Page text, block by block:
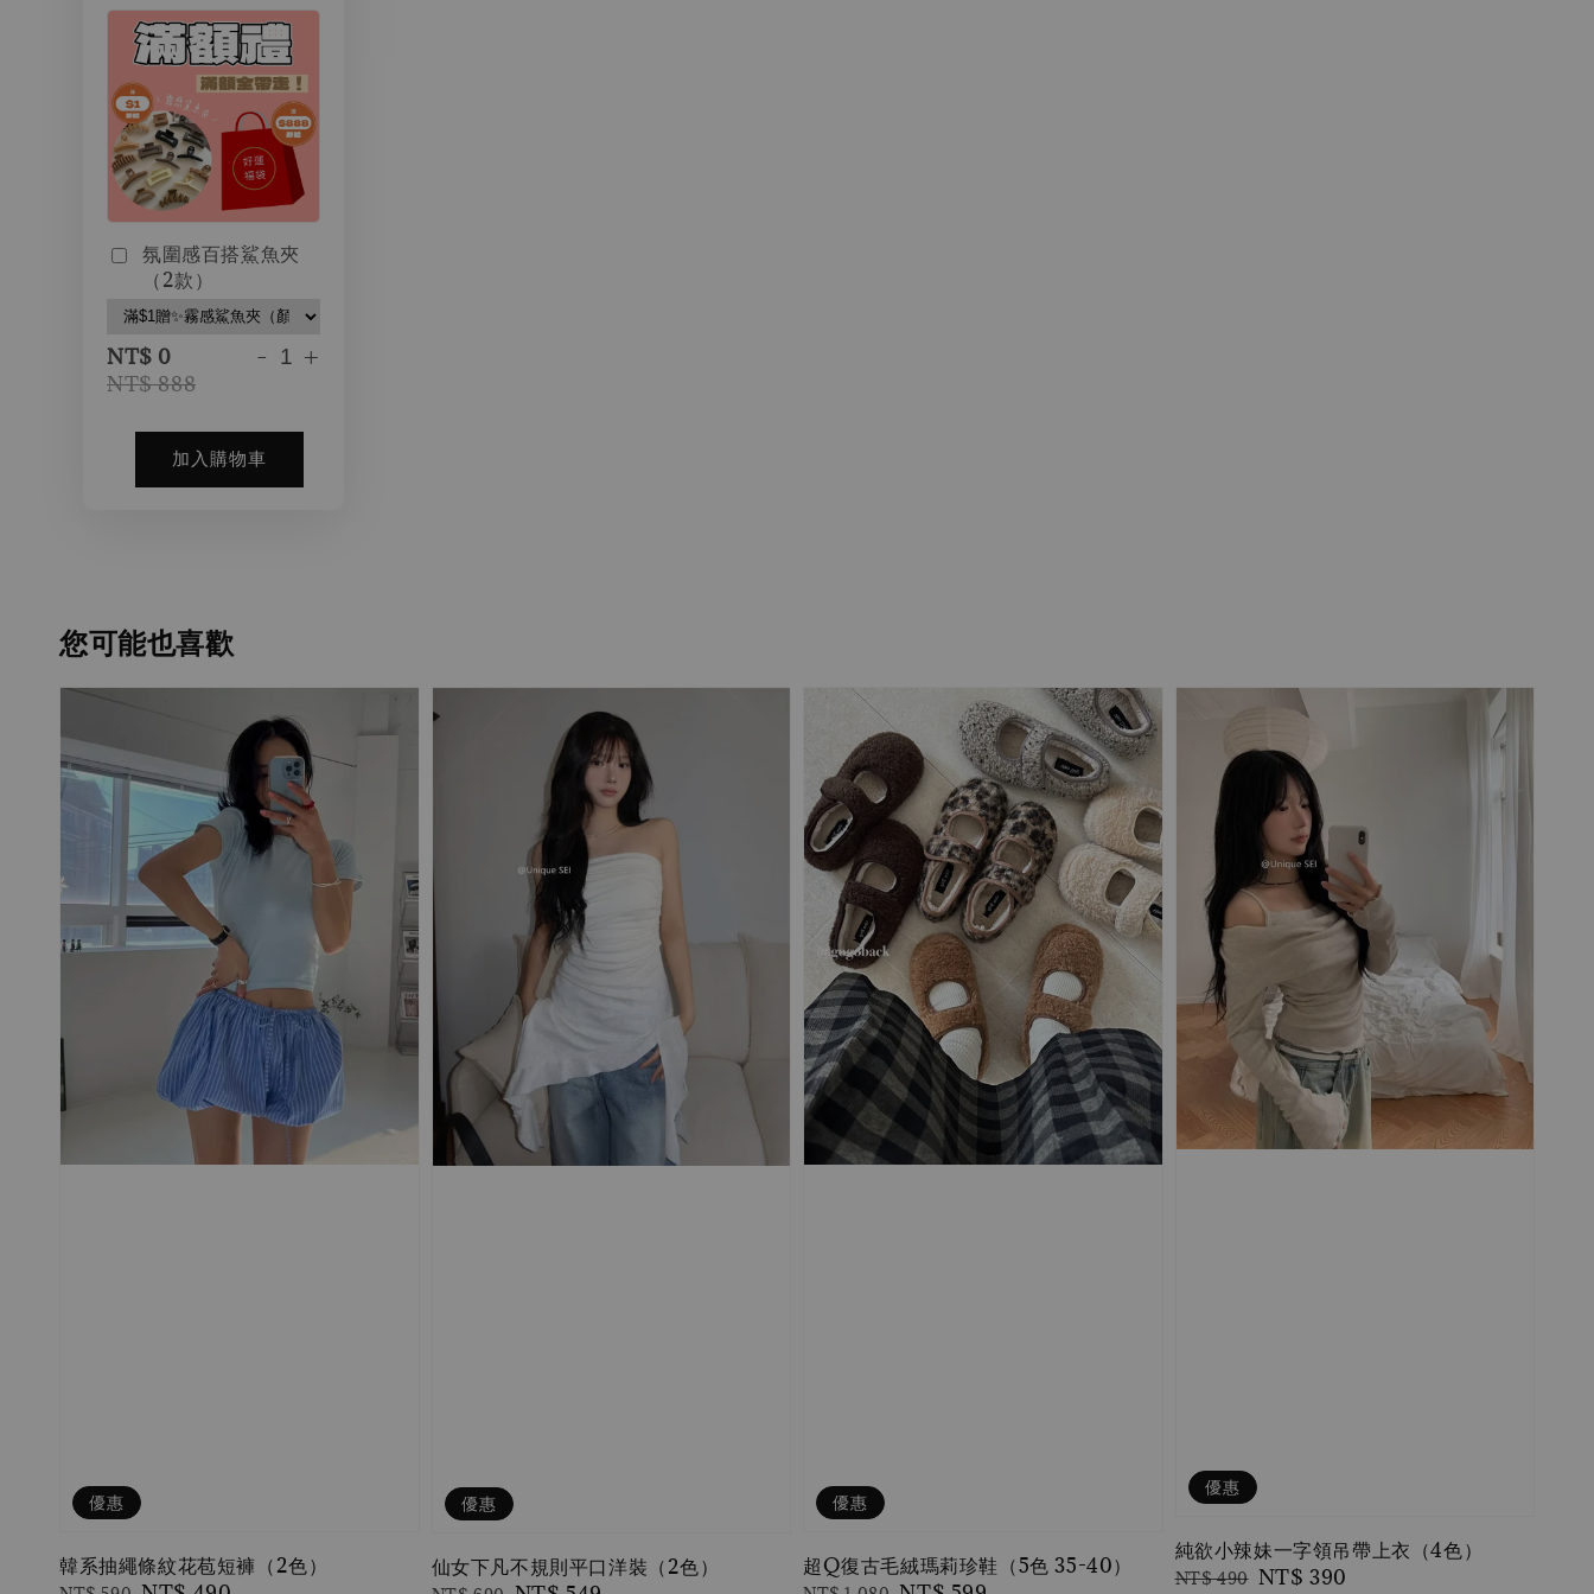
氛圍感百搭鯊魚夾
（2款）
NT$ 0
NT$ 888
- +
加入購物車
您可能也喜歡
優惠
韓系抽繩條紋花苞短褲（2色）
優惠
仙女下凡不規則平口洋裝（2色）
優惠
超Q復古毛絨瑪莉珍鞋（5色 35-40）
優惠
純欲小辣妹一字領吊帶上衣（4色）
Regular
NT$ 490 Sale
NT$ 390